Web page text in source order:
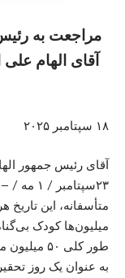
مراجعت به
آقای الهام
۱۸ سپتامبر ۲۰۲۵
آقای رئیس جمهور
متأسفانه، این
میلیون‌ها کودک
طور کلی
به عنوان یک روز